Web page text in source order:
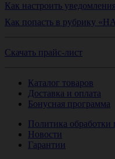
Как настроить уведомления
Как попасть в рубрику
Скачать прайс-лист
Каталог товаров
Доставка и оплата
Бонусная программа
Политика
Новости
Гарантии